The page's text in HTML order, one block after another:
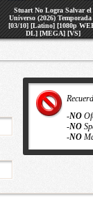
Stuart No Logra Salvar el
Universo (2026) Temporada
[03/10] [Latino] [1080p
DL] [MEGA] [VS]
-NO
-NO
-NO